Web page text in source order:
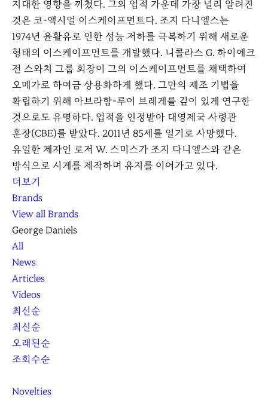
지대한 영향을 끼쳤다. 그의 업적 가운데 가장 널리 알려진
것은 코-액시얼 이스케이프먼트다. 조지 다니엘스는
1974년 윤활유로 인한 성능 저하를 극복하기 위해 새로운
형태의 이스케이프먼트를 개발했다. 니콜라스 G. 하이에크
전 스와치 그룹 회장이 그의 이스케이프먼트를 채택하여
오메가로 하여금 상용화하게 했다. 그만의 제조 기법을
확립하기 위해 아브라함-루이 브레게를 깊이 있게 연구한
것으로도 유명하다. 업적을 인정받아 대영제국 사령관
훈장(CBE)를 받았다. 2011년 85세를 일기로 사망했다.
유일한 제자인 로저 W. 스미스가 조지 다니엘스와 같은
방식으로 시계를 제작하며 유지를 이어가고 있다.
더보기
Brands
View all Brands
George Daniels
All
News
Articles
Videos
최신순
최신순
오래된순
조회수순
Novelties